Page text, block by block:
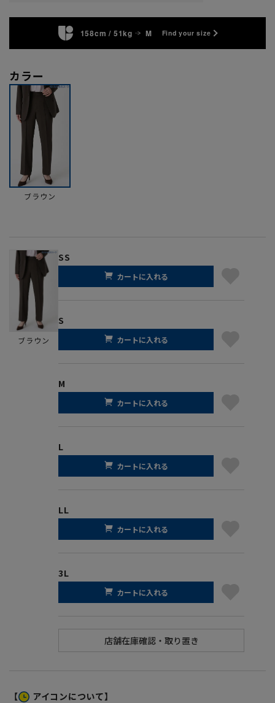
158cm / 51kg M Find your size
カラー
ブラウン
ブラウン
SS
カートに入れる
S
カートに入れる
M
カートに入れる
L
カートに入れる
LL
カートに入れる
3L
カートに入れる
【 アイコンについて】